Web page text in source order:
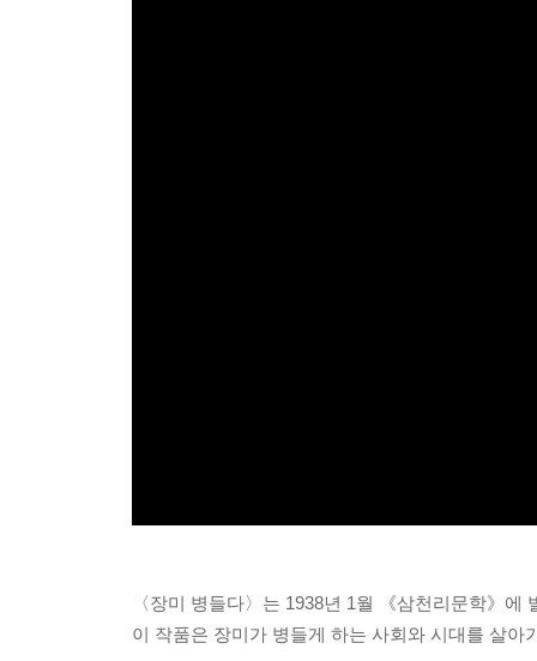
〈장미 병들다〉는 1938년 1월 《삼천리문학》에
이 작품은 장미가 병들게 하는 사회와 시대를 살